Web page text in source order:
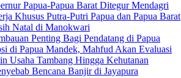
Papua-Papua Barat Ditegur Mendagri
Khusus Putra-Putri Papua dan Papua Barat
Natal di Manokwari
Penting Bagi Pendatang di Papua
di Papua Mandek, Mahfud Akan Evaluasi
Usaha Tambang Hingga Kehutanan
Bencana Banjir di Jayapura